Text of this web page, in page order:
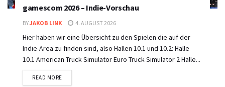
gamescom 2026 – Indie-Vorschau
BYJAKOB LINK 4. AUGUST 2026
Hier haben wir eine Übersicht zu den Spielen die auf der
Indie-Area zu finden sind, also Hallen 10.1 und 10.2: Halle
10.1 American Truck Simulator Euro Truck Simulator 2 Halle...
READ MOREDETAILS